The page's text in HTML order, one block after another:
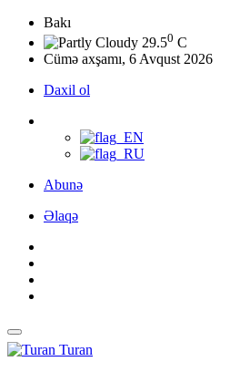
Bakı
29.50 C
Cümə axşamı, 6 Avqust 2026
Daxil ol
Abunə
Əlaqə
Turan